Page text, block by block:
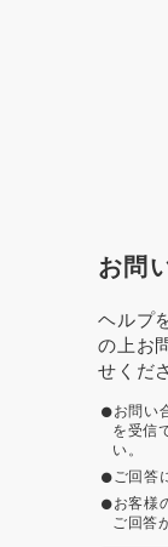
お問
ヘルプ
の上お
せくだ
お問い
を受信
い。
ご回答
お客様
ご回答